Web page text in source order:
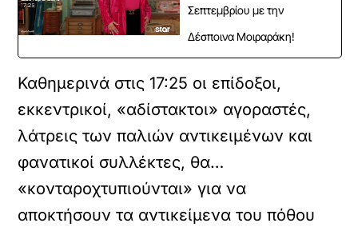
Σεπτεμβρίου με την
Δέσποινα Μοιραράκη!
Καθημερινά στις 17:25 οι επίδοξοι,
εκκεντρικοί, «αδίστακτοι» αγοραστές,
λάτρεις των παλιών αντικειμένων και
φανατικοί συλλέκτες, θα…
«κονταροχτυπιούνται» για να
αποκτήσουν τα αντικείμενα του πόθου